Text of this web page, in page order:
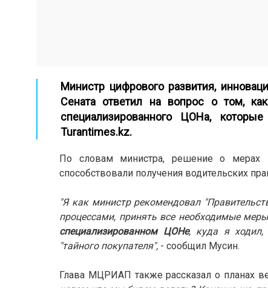
Министр цифрового развития,
Сената ответил на вопрос о том,
специализированного ЦОНа,
Turantimes.kz.
По словам министра, решение о мерах
способствовали получения водительских
"Я как министр рекомендовал
процессами, принять все необходимые
специализированном ЦОНе, куда я ходил,
"тайного покупателя", - сообщил Мусин.
Глава МЦРИАП также рассказал о планах